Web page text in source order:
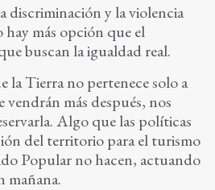
discriminación y la violencia
más opción que el
buscan la igualdad real.
la Tierra no pertenece solo a
vendrán más después, nos
Algo que las políticas
del territorio para el turismo
Popular no hacen, actuando
mañana.